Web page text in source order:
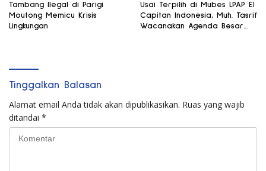
Tambang Ilegal di Parigi
Moutong Memicu Krisis
Lingkungan
Usai Terpilih di Mubes LPAP El
Capitan Indonesia, Muh. Tasrif
Wacanakan Agenda Besar
Tinggalkan Balasan
Alamat email Anda tidak akan dipublikasikan. Ruas yang wajib
ditandai *